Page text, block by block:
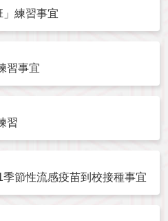
」練習事宜
習事宜
習
節性流感疫苗到校接種事宜